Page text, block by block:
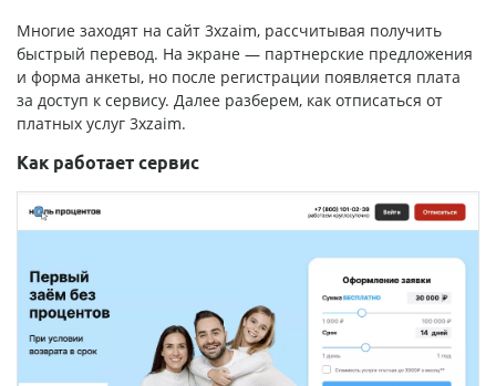
Многие заходят на сайт 3xzaim, рассчитывая получить
быстрый перевод. На экране — партнерские предложения
и форма анкеты, но после регистрации появляется плата
за доступ к сервису. Далее разберем, как отписаться от
платных услуг 3xzaim.
Как работает сервис